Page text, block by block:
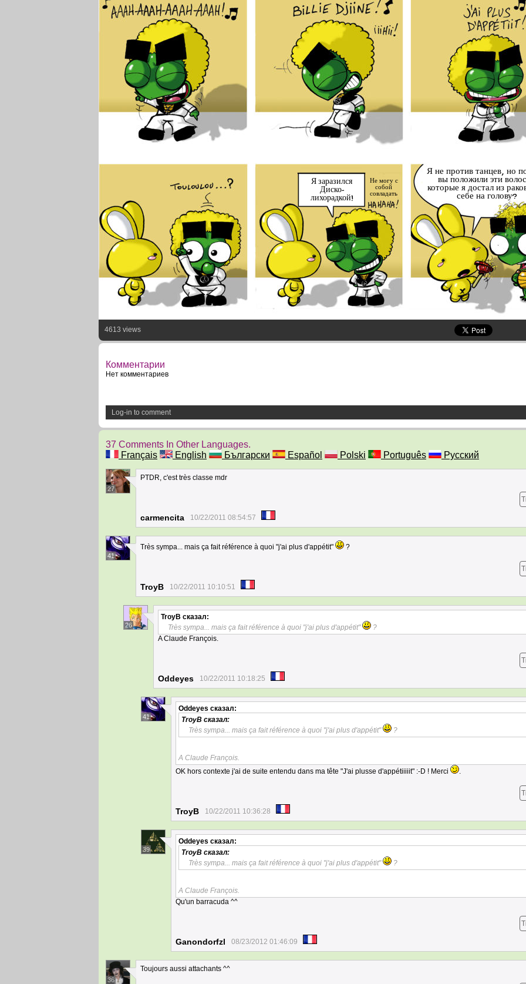
Я заразился
Диско-
лихорадкой!
Я не против танцев, но
вы положили эти
которые я достал из
себе на голову?
Не могу с
собой
совладать
4613 views
Комментарии
Нет комментариев
Log-in to comment
37 Comments In Other Languages.
Français
English Български Español Polski Português Русский
27
PTDR, c'est très classe mdr
carmencita 10/22/2011 08:54:57
41
Très sympa... mais ça fait référence à quoi "j'ai plus d'appétit" ?
TroyB 10/22/2011 10:10:51
26
TroyB сказал:
Très sympa... mais ça fait référence à quoi "j'ai plus d'appétit"
?
A Claude François.
Oddeyes 10/22/2011 10:18:25
41
Oddeyes сказал:
TroyB сказал:
Très sympa... mais ça fait référence à quoi "j'ai plus d'appétit"
?
A Claude François.
OK hors contexte j'ai de suite entendu dans ma tête "J'ai plusse d'appétiiiiit" :-D ! Merci
.
TroyB 10/22/2011 10:36:28
39
Oddeyes сказал:
TroyB сказал:
Très sympa... mais ça fait référence à quoi "j'ai plus d'appétit"
?
A Claude François.
Qu'un barracuda ^^
Ganondorfzl 08/23/2012 01:46:09
36
Toujours aussi attachants ^^